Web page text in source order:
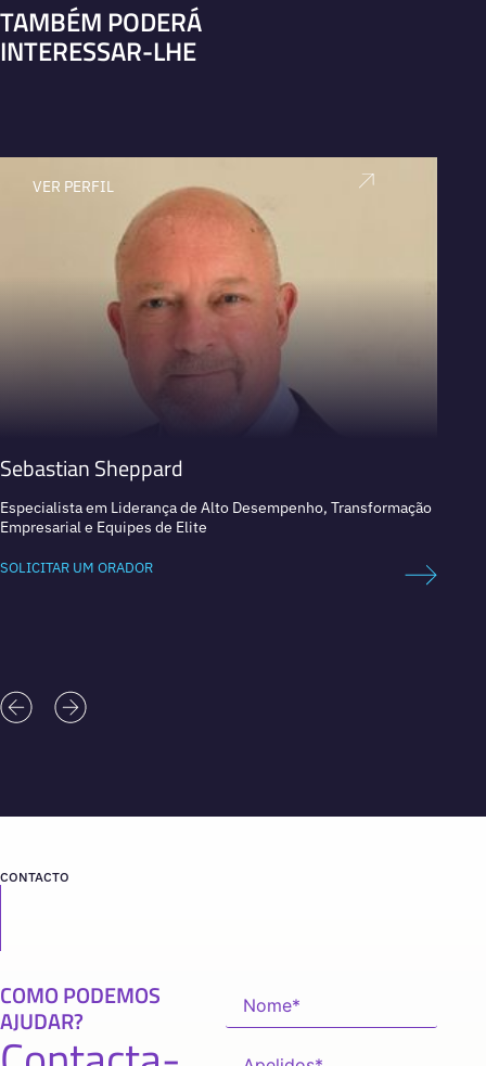
TAMBÉM PODERÁ
INTERESSAR-LHE
VER PERFIL
Sebastian Sheppard
Especialista em Liderança de Alto Desempenho, Transformação
Empresarial e Equipes de Elite
SOLICITAR UM ORADOR
CONTACTO
COMO PODEMOS
AJUDAR?